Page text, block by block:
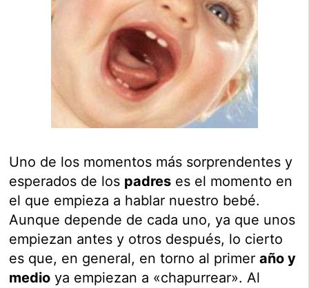
Uno de los momentos más sorprendentes y
esperados de los padres es el momento en
el que empieza a hablar nuestro bebé.
Aunque depende de cada uno, ya que unos
empiezan antes y otros después, lo cierto
es que, en general, en torno al primeraño y
medio ya empiezan a «chapurrear». Al